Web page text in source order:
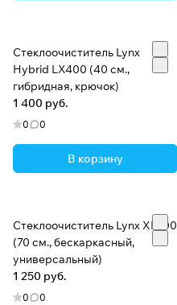
Стеклоочиститель Lynx
Hybrid LX400 (40 см.,
гибридная, крючок)
1 400 руб.
0 0
В корзину
Стеклоочиститель Lynx XF700
(70 см., бескаркасный,
универсальный)
1 250 руб.
0 0